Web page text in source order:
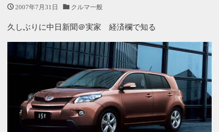
2007年7月31日 クルマ一般
久しぶりに中日新聞＠実家 経済欄で知る